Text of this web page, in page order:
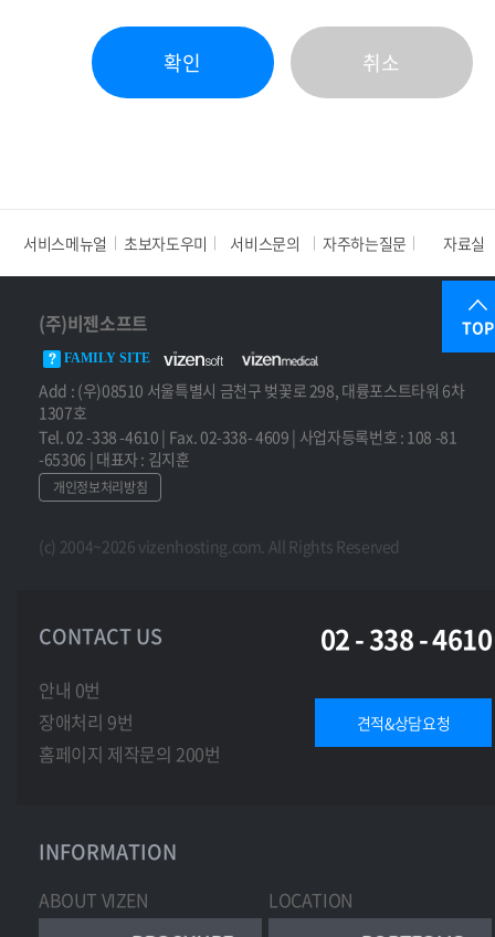
바. 기타 회사가 정한 이용요건을 충족하지 못한 경우
(4) 회원가입 시점은 회사의 승낙이 회원에게 도달한
시점으로 합니다.
(1) 회원 ID와 비밀번호에 관한 관리책임은 회원에게
있습니다.
하게 해서는 안 됩니다.
(3) 회원이 자신의 ID 및 비밀번호를 도난당하거나 제
3자가 사용하고 있음을 인지한 경우에는 즉시 회사에
통보하고 회사의 안내에 따라야 합니다.
(4) 제3항의 경우 회원이 회사에 그 사실을 통보하지
않거나 통보 후 회사의 안내에 따르지 않아 발생한 불
이익에 대하여 회사는 책임지지 않습니다.
제3조 서비스의 제공
다. 온라인 상담 및 고객지원
(2) 회사는 서비스의 내용을 변경하거나 추가할 수 있
으며, 변경 시 해당 내용을 공지합니다.
니다.
(2) 회사는 시스템 정기점검, 증설 및 교체, 설비의 장
애, 서비스 이용의 폭주 등 운영상 상당한 이유가 있
(2) 위탁 시 개인정보 보호 의무를 계약에 명시하고 관
리·감독합니다.
[제3장 이용자의 권리]
가. 개인정보 열람
나. 정정 또는 삭제
(2) 요청은 회원 정보 수정 또는 개인정보 보호책임자
이메일로 접수됩니다.
[제4장 개인정보의 보유 및 파기]
제1조 개인정보 보유 및 이용 기간
(1) 회사는 수집 목적 달성 시 즉시 개인정보를 파기합
니다.
관할 수 있습니다.
다. 소비자 불만 및 분쟁 기록: 3년
라. 접속 로그 기록: 3개월
(3) 보유 목적이 달성되거나 기간 만료 시 즉시 파기합
니다.
제2조 개인정보 파기 절차 및 방법
확인 취소
서비스메뉴얼 초보자도우미 서비스문의 자주하는질문 자료실
TOP
(주)비젠소프트
FAMILY SITE
Add : (우)08510 서울특별시 금천구 벚꽃로 298, 대륭포스트타워 6차
1307호
Tel. 02 -338 -4610 | Fax. 02-338- 4609 | 사업자등록번호 : 108 -81
-65306 | 대표자 : 김지훈
개인정보처리방침
(c) 2004~2026 vizenhosting.com. All Rights Reserved
CONTACT US 02 - 338 - 4610
안내 0번
장애처리 9번
홈페이지 제작문의 200번
견적&상담요청
INFORMATION
ABOUT VIZEN LOCATION